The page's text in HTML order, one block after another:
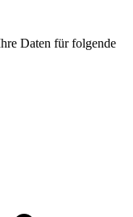
Daten für folgende